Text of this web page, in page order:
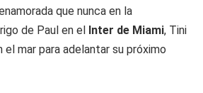
que nunca en la
de Paul en el Inter de Miami, Tini
mar para adelantar su próximo